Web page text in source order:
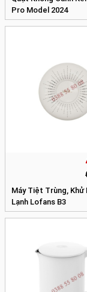
Pro Model 2024
Máy Tiệt Trùng, Khử
Lạnh Lofans B3